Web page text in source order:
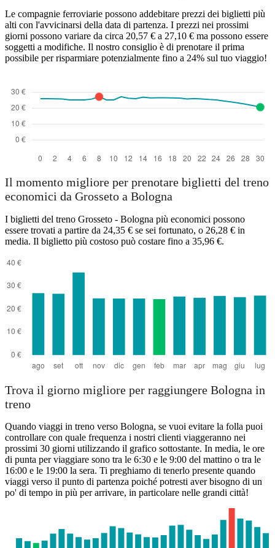
Le compagnie ferroviarie possono addebitare prezzi dei biglietti più
alti con l'avvicinarsi della data di partenza. I prezzi nei prossimi
giorni possono variare da circa 20,57 € a 27,10 € ma possono essere
soggetti a modifiche. Il nostro consiglio è di prenotare il prima
possibile per risparmiare potenzialmente fino a 24% sul tuo viaggio!
Il momento migliore per prenotare biglietti del treno
economici da Grosseto a Bologna
I biglietti del treno Grosseto - Bologna più economici possono
essere trovati a partire da 24,35 € se sei fortunato, o 26,28 € in
media. Il biglietto più costoso può costare fino a 35,96 €.
Trova il giorno migliore per raggiungere Bologna in
treno
Quando viaggi in treno verso Bologna, se vuoi evitare la folla puoi
controllare con quale frequenza i nostri clienti viaggeranno nei
prossimi 30 giorni utilizzando il grafico sottostante. In media, le ore
di punta per viaggiare sono tra le 6:30 e le 9:00 del mattino o tra le
16:00 e le 19:00 la sera. Ti preghiamo di tenerlo presente quando
viaggi verso il punto di partenza poiché potresti aver bisogno di un
po' di tempo in più per arrivare, in particolare nelle grandi città!